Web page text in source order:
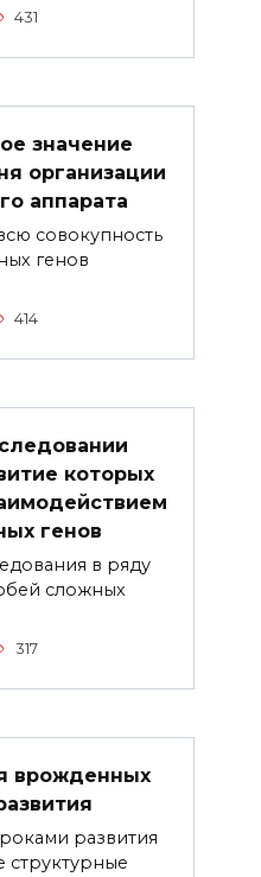
431
значение
организации
аппарата
совокупность
генов
414
которых
генов
в ряду
сложных
317
врожденных
развития
структурные